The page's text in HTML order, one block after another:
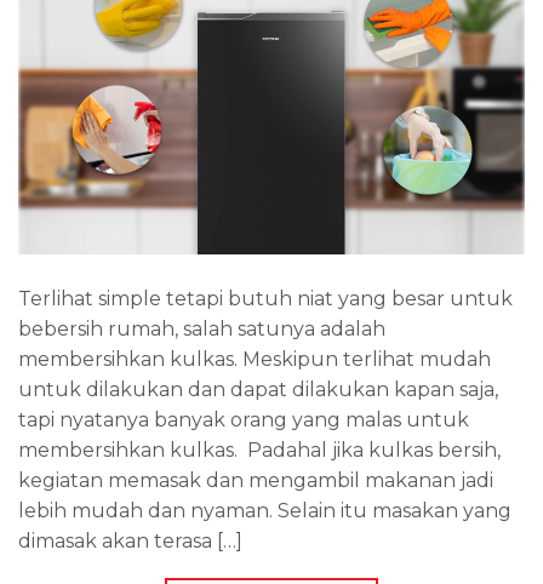
Terlihat simple tetapi butuh niat yang besar untuk
bebersih rumah, salah satunya adalah
membersihkan kulkas. Meskipun terlihat mudah
untuk dilakukan dan dapat dilakukan kapan saja,
tapi nyatanya banyak orang yang malas untuk
membersihkan kulkas. Padahal jika kulkas bersih,
kegiatan memasak dan mengambil makanan jadi
lebih mudah dan nyaman. Selain itu masakan yang
dimasak akan terasa […]